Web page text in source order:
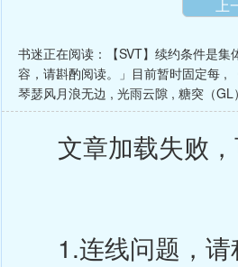
上
书迷正在阅读： 【SVT】续约条件是集
容，请斟酌阅读。」目前暂时固定每 ,
琴瑟风月浪无边 , 光雨云隙 , 糖突（GL）
文章加载失败，
1.连线问题，请